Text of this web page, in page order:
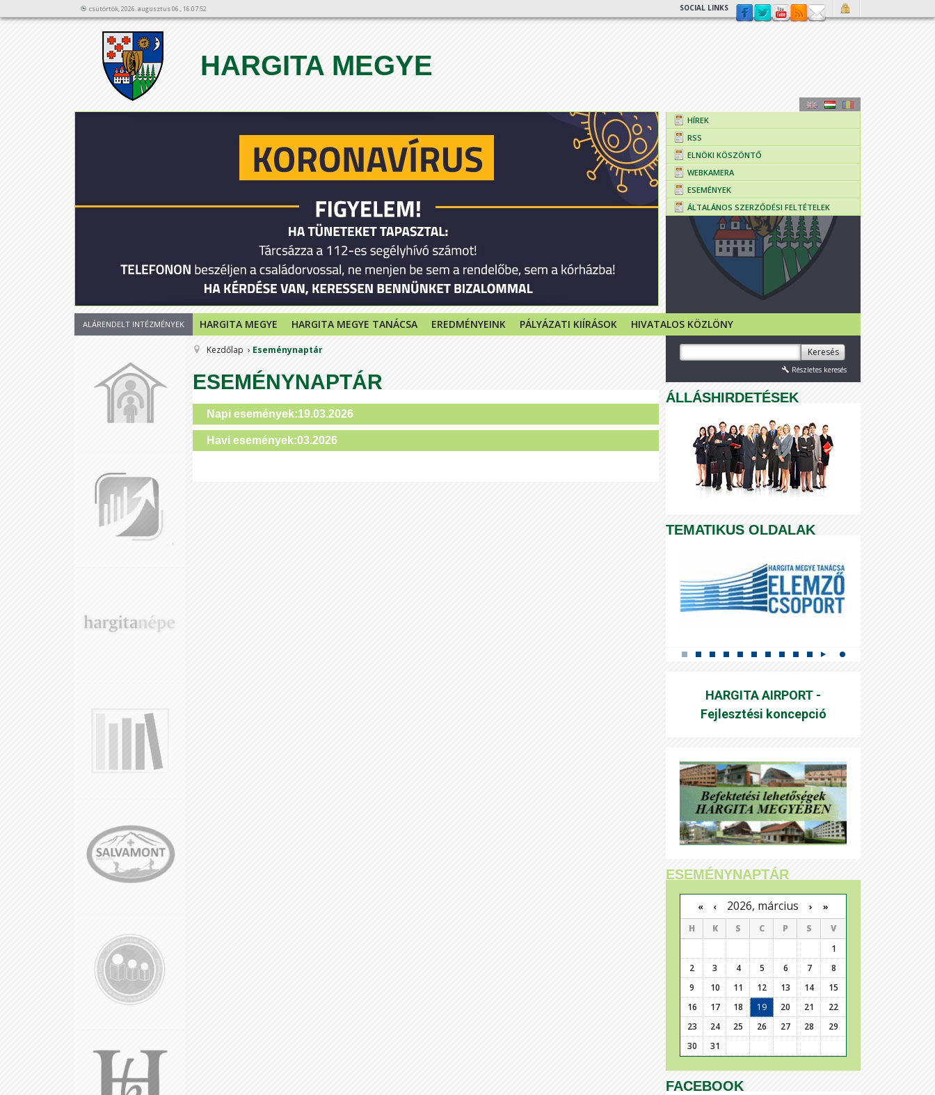
csütörtök, 2026. augusztus 06., 16:07:52 SOCIAL LINKS
HARGITA MEGYE
12
HÍREK
RSS
ELNÖKI KÖSZÖNTŐ
WEBKAMERA
ESEMÉNYEK
ÁLTALÁNOS SZERZŐDÉSI FELTÉTELEK
ALÁRENDELT INTÉZMÉNYEK HARGITA MEGYE HARGITA MEGYE TANÁCSA EREDMÉNYEINK PÁLYÁZATI KIÍRÁSOK HIVATALOS KÖZLÖNY
Kezdőlap Eseménynaptár
ESEMÉNYNAPTÁR
Napi események:19.03.2026
Havi események:03.2026
Keresés
Részletes keresés
ÁLLÁSHIRDETÉSEK
TEMATIKUS OLDALAK
HARGITA AIRPORT -
Fejlesztési koncepció
ESEMÉNYNAPTÁR
« ‹ 2026, március › »
H K S C P S
V
1
2
3 4 5 6 7
8
9
10 11 12 13 14
15
16
17 18 19 20 21
22
23
24 25 26 27 28
29
30
31
FACEBOOK